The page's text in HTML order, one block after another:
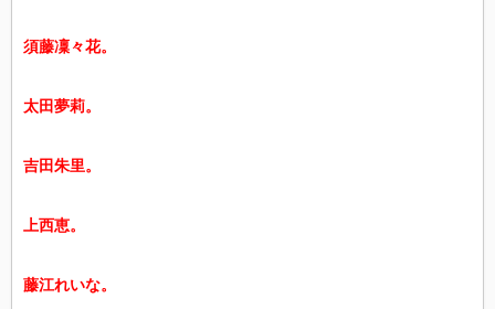
須藤凜々花。
太田夢莉。
吉田朱里。
上西恵。
藤江れいな。